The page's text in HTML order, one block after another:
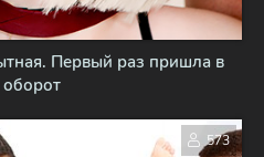
Первый раз пришла в
оборот
573